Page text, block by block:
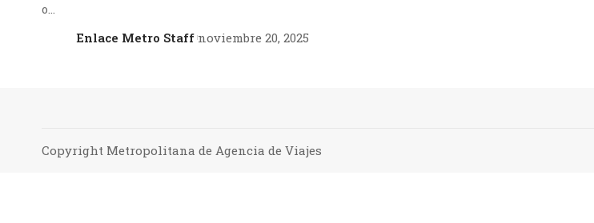
o…
Enlace Metro Staff noviembre 20, 2025
Copyright Metropolitana de Agencia de Viajes